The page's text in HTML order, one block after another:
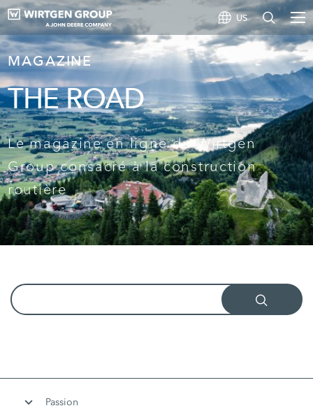
US
MAGAZINE
THE ROAD
Le magazine en ligne du Wirtgen
Group consacré à la construction
routière
Passion